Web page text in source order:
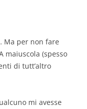
Ma per non fare
maiuscola (spesso
di tutt’altro
mi avesse